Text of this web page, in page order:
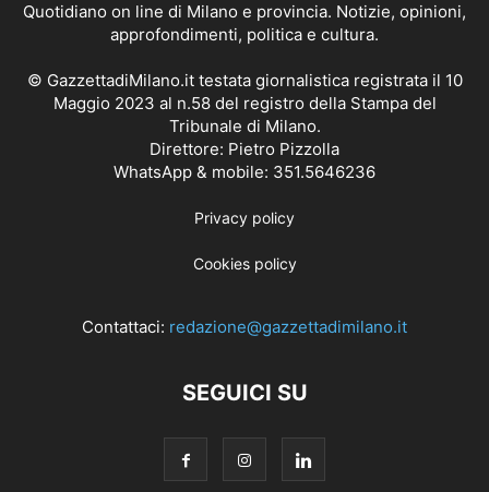
Quotidiano on line di Milano e provincia. Notizie, opinioni,
approfondimenti, politica e cultura.
© GazzettadiMilano.it testata giornalistica registrata il 10
Maggio 2023 al n.58 del registro della Stampa del
Tribunale di Milano.
Direttore: Pietro Pizzolla
WhatsApp & mobile: 351.5646236
Privacy policy
Cookies policy
Contattaci: redazione@gazzettadimilano.it
SEGUICI SU